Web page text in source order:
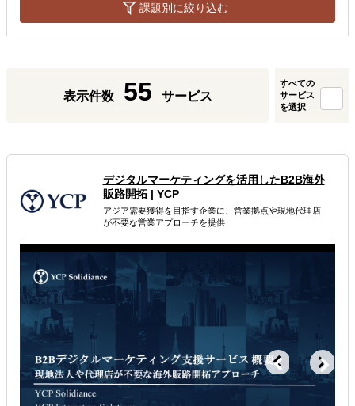
課題別に絞り込む
表示件数 55 サービス
すべての
サービス
を選択
デジタルマーケティングを活用したB2B海外
販路開拓| YCP
アジア需要獲得を目指す企業に、営業拠点や現地代理店
が不要な営業アプローチを提供